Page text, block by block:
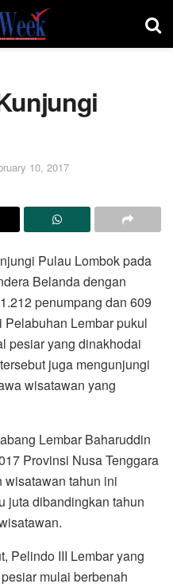
10, 2017
Pulau Lombok pada
Belanda dengan
penumpang dan 609
Lembar pukul
pesiar yang dinakhodai
juga mengunjungi
wisatawan yang
Lembar Baharuddin
Provinsi Nusa Tenggara
tahun ini
juta dibandingkan tahun
Pelindo III Lembar yang
mulai berbenah